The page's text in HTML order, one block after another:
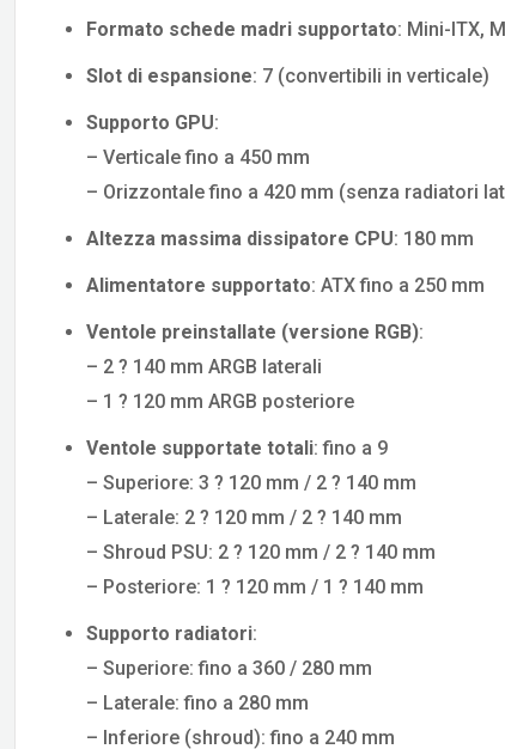
Formato schede madri supportato: Mini-ITX,
Slot di espansione: 7 (convertibili in verticale)
Supporto GPU:
– Verticale fino a 450 mm
– Orizzontale fino a 420 mm (senza radiatori
Altezza massima dissipatore CPU: 180 mm
Alimentatore supportato: ATX fino a 250 mm
Ventole preinstallate (versione RGB):
– 2 ? 140 mm ARGB laterali
– 1 ? 120 mm ARGB posteriore
Ventole supportate totali: fino a 9
– Superiore: 3 ? 120 mm / 2 ? 140 mm
– Laterale: 2 ? 120 mm / 2 ? 140 mm
– Shroud PSU: 2 ? 120 mm / 2 ? 140 mm
– Posteriore: 1 ? 120 mm / 1 ? 140 mm
Supporto radiatori:
– Superiore: fino a 360 / 280 mm
– Laterale: fino a 280 mm
– Inferiore (shroud): fino a 240 mm